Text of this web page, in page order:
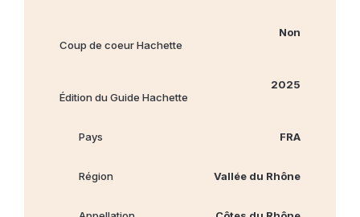
Coup de coeur Hachette
Non
Édition du Guide Hachette
2025
Pays FRA
Région Vallée du Rhône